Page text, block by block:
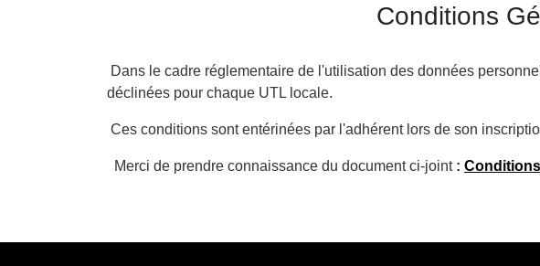
Conditions
Dans le cadre réglementaire de l'utilisation des données
déclinées pour chaque UTL locale.
Ces conditions sont entérinées par l'adhérent lors de son
Merci de prendre connaissance du document ci-joint :